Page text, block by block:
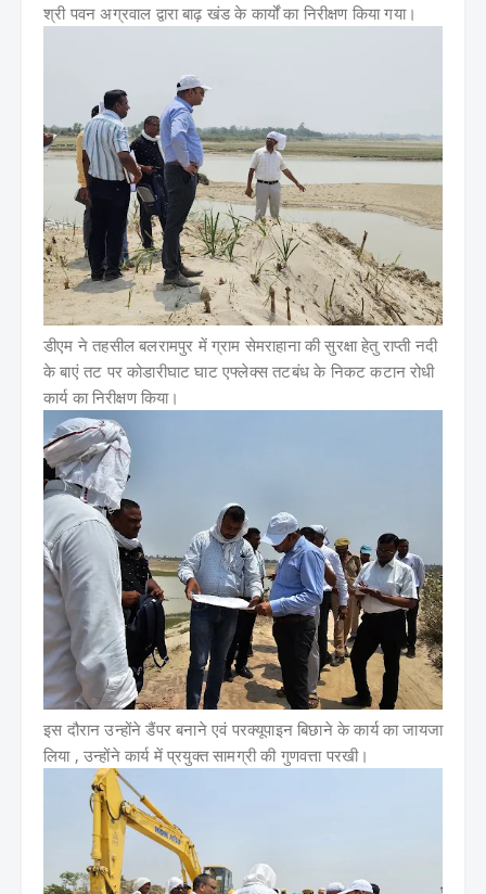
श्री पवन अग्रवाल द्वारा बाढ़ खंड के कार्यों का निरीक्षण किया गया।
डीएम ने तहसील बलरामपुर में ग्राम सेमराहाना की सुरक्षा हेतु राप्ती नदी
के बाएं तट पर कोडारीघाट घाट एफ्लेक्स तटबंध के निकट कटान रोधी
कार्य का निरीक्षण किया।
इस दौरान उन्होंने डैंपर बनाने एवं परक्यूपाइन बिछाने के कार्य का जायजा
लिया , उन्होंने कार्य में प्रयुक्त सामग्री की गुणवत्ता परखी।